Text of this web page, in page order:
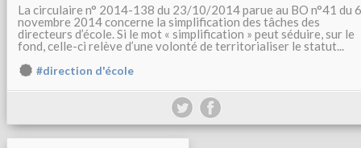
La circulaire n° 2014-138 du 23/10/2014 parue au BO n°41 du 6
novembre 2014 concerne la simplification des tâches des
directeurs d’école. Si le mot « simplification » peut séduire, sur le
fond, celle-ci relève d’une volonté de territorialiser le statut...
#direction d'école